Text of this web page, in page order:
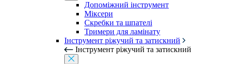
Допоміжний інструмент
Міксери
Скребки та шпателі
Тримери для ламінату
Інструмент ріжучий та затискний
Інструмент ріжучий та затискний